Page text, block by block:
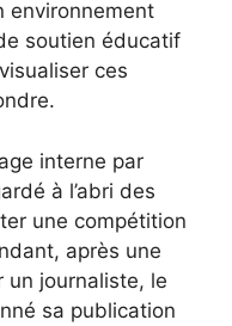
environnement
soutien éducatif
ces
interne par
à l’abri des
une compétition
après une
un journaliste, le
sa publication